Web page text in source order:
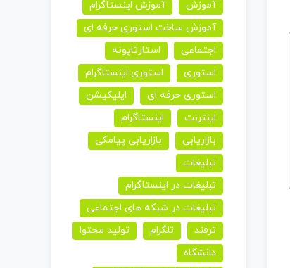
آموزش
آموزش اینستاگرام
آموزش ساخت استوری حرفه ای
اجتماعی
استارتاپونه
استوری
استوری اینستاگرام
استوری حرفه ای
اپلیکیشن
اینترنت
اینستاگرام
بازاریابی
بازاریابی پیامکی
تبلیغات
تبلیغات در اینستاگرام
تبلیغات در شبکه های اجتماعی
ترفند
تلگرام
تولید محتوا
دانشگاه